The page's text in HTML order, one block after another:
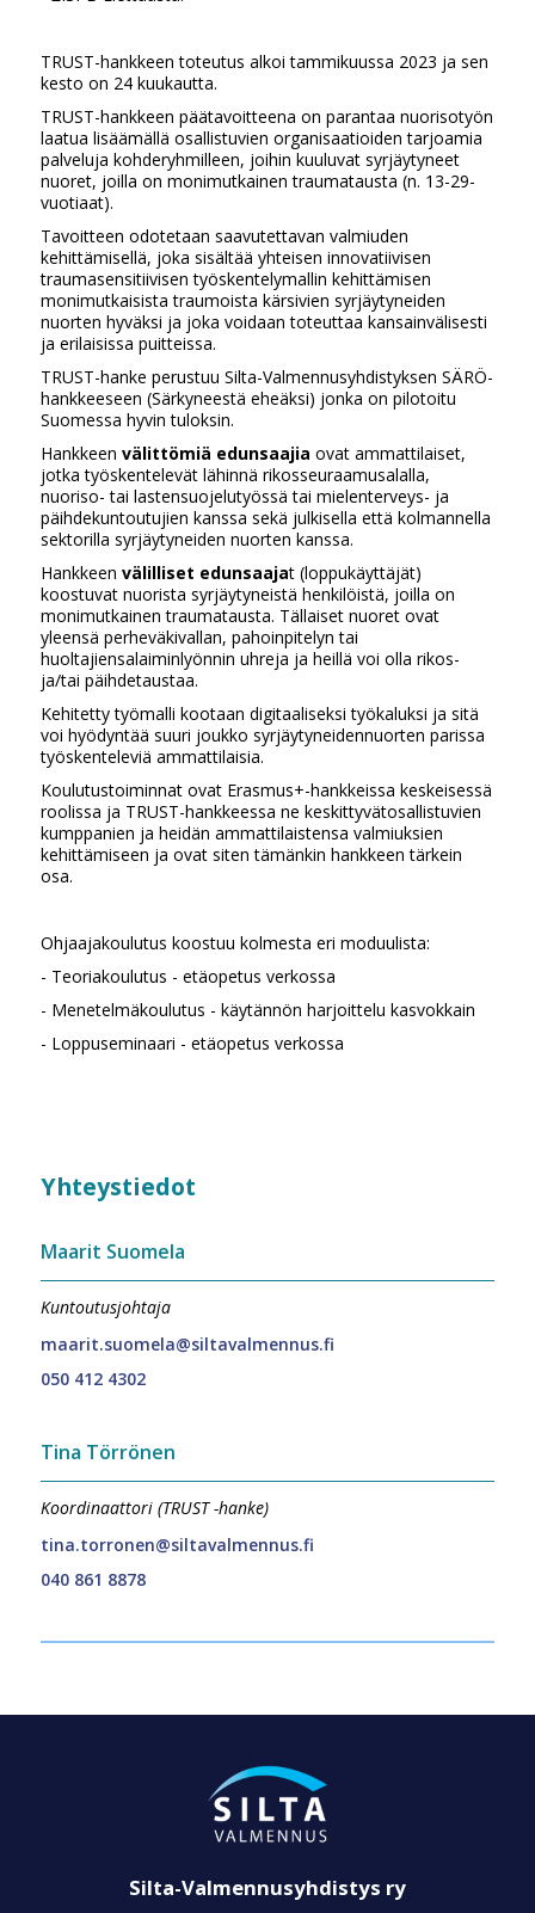
TRUST-hankkeen toteutus alkoi tammikuussa 2023 ja sen
kesto on 24 kuukautta.
TRUST-hankkeen päätavoitteena on parantaa nuorisotyön
laatua lisäämällä osallistuvien organisaatioiden tarjoamia
palveluja kohderyhmilleen, joihin kuuluvat syrjäytyneet
nuoret, joilla on monimutkainen traumatausta (n. 13-29-
vuotiaat).
Tavoitteen odotetaan saavutettavan valmiuden
kehittämisellä, joka sisältää yhteisen innovatiivisen
traumasensitiivisen työskentelymallin kehittämisen
monimutkaisista traumoista kärsivien syrjäytyneiden
nuorten hyväksi ja joka voidaan toteuttaa kansainvälisesti
ja erilaisissa puitteissa.
TRUST-hanke perustuu Silta-Valmennusyhdistyksen SÄRÖ-
hankkeeseen (Särkyneestä eheäksi) jonka on pilotoitu
Suomessa hyvin tuloksin.
Hankkeen välittömiä edunsaajia ovat ammattilaiset,
jotka työskentelevät lähinnä rikosseuraamusalalla,
nuoriso- tai lastensuojelutyössä tai mielenterveys- ja
päihdekuntoutujien kanssa sekä julkisella että kolmannella
sektorilla syrjäytyneiden nuorten kanssa.
Hankkeen välilliset edunsaajat (loppukäyttäjät)
koostuvat nuorista syrjäytyneistä henkilöistä, joilla on
monimutkainen traumatausta. Tällaiset nuoret ovat
yleensä perheväkivallan, pahoinpitelyn tai
huoltajiensalaiminlyönnin uhreja ja heillä voi olla rikos-
ja/tai päihdetaustaa.
Kehitetty työmalli kootaan digitaaliseksi työkaluksi ja sitä
voi hyödyntää suuri joukko syrjäytyneidennuorten parissa
työskenteleviä ammattilaisia.
Koulutustoiminnat ovat Erasmus+-hankkeissa keskeisessä
roolissa ja TRUST-hankkeessa ne keskittyvätosallistuvien
kumppanien ja heidän ammattilaistensa valmiuksien
kehittämiseen ja ovat siten tämänkin hankkeen tärkein
osa.
Ohjaajakoulutus koostuu kolmesta eri moduulista:
- Teoriakoulutus - etäopetus verkossa
- Menetelmäkoulutus - käytännön harjoittelu kasvokkain
- Loppuseminaari - etäopetus verkossa
Yhteystiedot
Maarit Suomela
Kuntoutusjohtaja
maarit.suomela@siltavalmennus.fi
050 412 4302
Tina Törrönen
Koordinaattori (TRUST -hanke)
tina.torronen@siltavalmennus.fi
040 861 8878
Silta-Valmennusyhdistys ry